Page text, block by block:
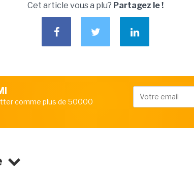
Cet article vous a plu? Partagez le !
comme plus de 50000